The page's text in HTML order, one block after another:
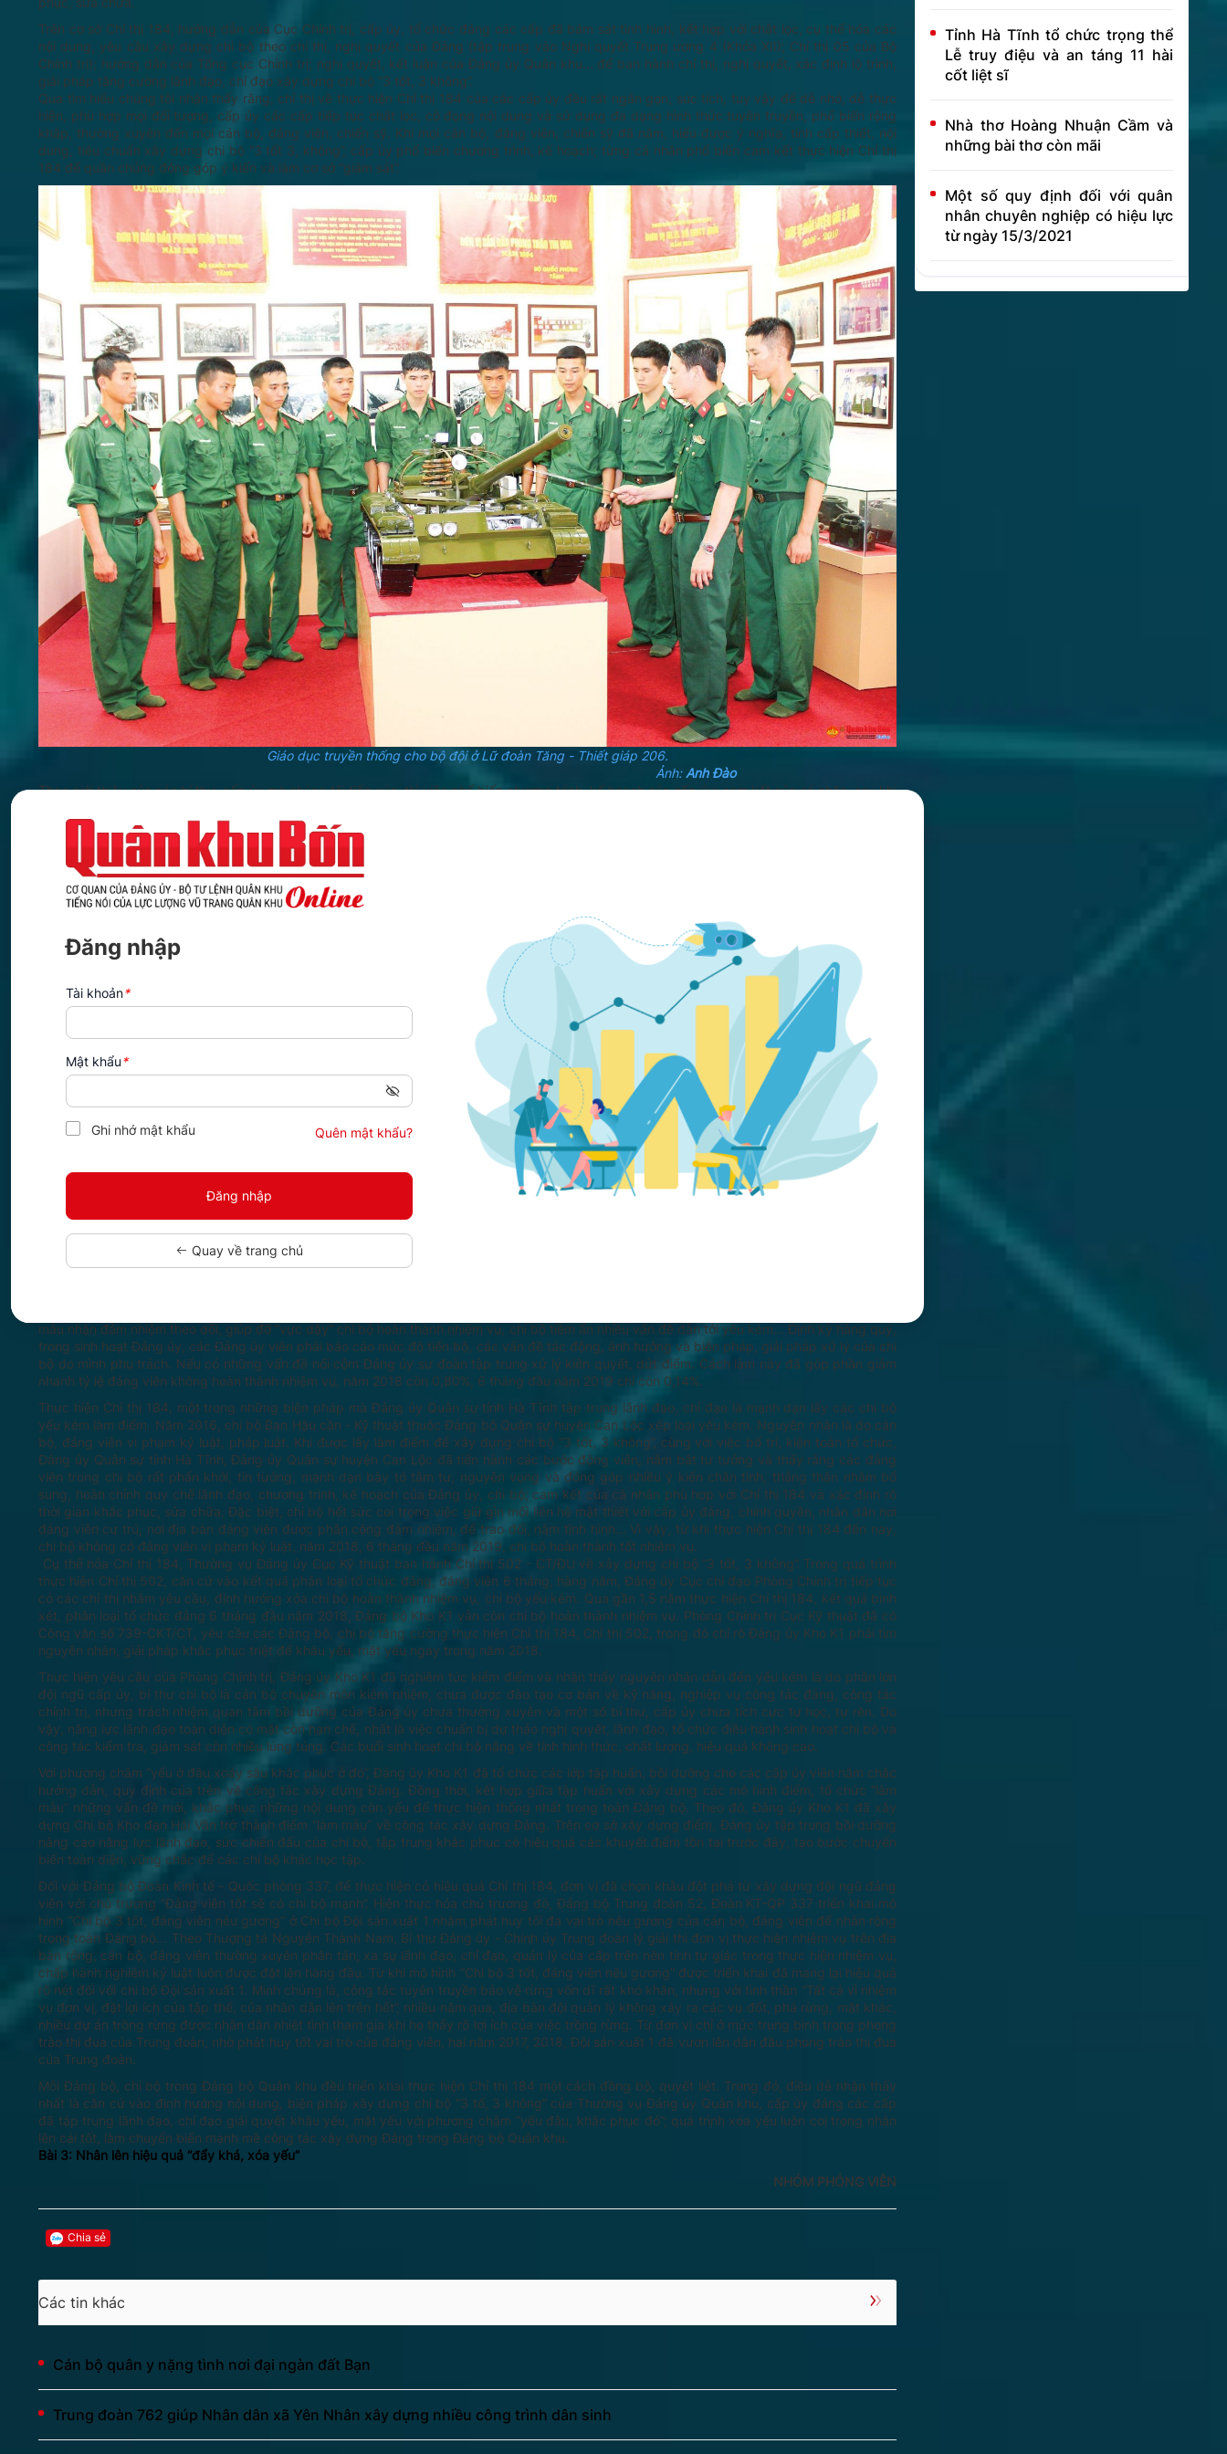
Đăng nhập
Tài khoản*
Mật khẩu*
Ghi nhớ mật khẩu Quên mật khẩu?
Quay về trang chủ
Trên cơ sở Chỉ thị 184, hướng dẫn của Cục Chính trị, cấp ủy, tổ chức đảng các cấp đã bám sát tình hình, kết hợp với chắt lọc, cụ thể hóa các
nội dung, yêu cầu xây dựng chi bộ theo chỉ thị, nghị quyết của Đảng (tập trung vào Nghị quyết Trung ương 4 (Khóa XII); Chỉ thị 05 của Bộ
Chính trị); hướng dẫn của Tổng cục Chính trị; nghị quyết, kết luận của Đảng ủy Quân khu... để ban hành chỉ thị, nghị quyết, xác định lộ trình,
giải pháp tăng cường lãnh đạo, chỉ đạo xây dựng chi bộ “3 tốt, 3 không”.
Qua tìm hiểu chúng tôi nhận thấy rằng, chỉ thị về thực hiện Chỉ thị 184 của các cấp ủy đều rất ngắn gọn, súc tích, tuy vậy để dễ nhớ, dễ thực
hiện, phù hợp mọi đối tượng, cấp ủy các cấp tiếp tục chắt lọc, cô đọng nội dung và sử dụng đa dạng hình thức tuyên truyền, phổ biến rộng
khắp, thường xuyên đến mọi cán bộ, đảng viên, chiến sỹ. Khi mọi cán bộ, đảng viên, chiến sỹ đã nắm, hiểu được ý nghĩa, tính cấp thiết, nội
dung, tiêu chuẩn xây dựng chi bộ “3 tốt 3, không”, cấp ủy phổ biến chương trình, kế hoạch; từng cá nhân phổ biến cam kết thực hiện Chỉ thị
184 để quần chúng đóng góp ý kiến và làm cơ sở “giám sát”.
Giáo dục truyền thống cho bộ đội ở Lữ đoàn Tăng - Thiết giáp 206.
Ảnh: Anh Đào
Theo giới thiệu của các bí thư, cấp ủy mà chúng tôi tiếp xúc, thì việc phổ biến chương trình, kế hoạch của cấp ủy; cam kết của cá nhân, sau khi
Thực tế, sau khi có ý kiến đóng góp của quần chúng, phần lớn chương trình, cam kết đều có sự bổ sung, điều chỉnh, nhất là các biểu hiện tiềm
ẩn dẫn tới yếu kém được phát hiện, xác minh ở một số chi bộ, đảng viên. Mặt khác, cách làm này, thể hiện sự tôn trọng, huy động sự vào cuộc
với tinh thần trách nhiệm cao của quần chúng, yếu tố cực kỳ quan trọng trong công tác xây dựng Đảng, vì có thêm nhiều “tai, mắt, lời nói” của
quần chúng thì mọi cái xấu sẽ được công khai và như vậy bệnh thành tích, bao che, dấu giếm khuyết điểm... sẽ không còn đất sống. Đến các
cơ quan, đơn vị, chúng tôi thấy trong cuốn sổ ghi chép của nhiều chiến sỹ, nội dung đóng góp ý kiến, đề xuất về thực hiện Chỉ thị 184 với cấp
ủy, chi bộ, đảng viên được thể hiện thường xuyên, đều đặn hàng tháng. Với cách làm này, có nhiều đơn vị như Sư đoàn 324, Sư đoàn 968, các
lữ đoàn binh chủng... đã nhận được hàng trăm lượt ý kiến của quần chúng trong quá trình thực hiện Chỉ thị 184. Đại tá Phạm Văn Đông, Bí thư
Đảng ủy - Chính ủy Sư đoàn 968 đúc rút kinh nghiệm: “Để mọi cán bộ, đảng viên, chiến sỹ nắm chắc, hiểu sâu Chỉ thị 184, công tác tuyên
truyền, giáo dục phải được tiến hành thường xuyên, liên tục, nội dung phải hết sức cô đọng, định hướng phải rõ ràng, tập trung dự báo, cách
xử lý cái mới nảy sinh... tác động, ảnh hưởng đến công tác xây dựng chi bộ, qua đó chuyển thành ý thức tự giác, tích cực phát hiện, đóng góp
ý kiến với cấp ủy, chi bộ của mọi quần chúng”.
Trong quá trình triển khai thực hiện Chỉ thị 184, Thường vụ Đảng ủy, Bộ Tư lệnh Quân khu, cấp ủy, chỉ huy các cấp luôn có nhiều chủ trương,
giải pháp lãnh đạo, chỉ đạo một cách thường xuyên, quyết liệt việc thực hiện Nghị quyết 232-NQ/ĐU, ngày 27/5/2013 của Thường vụ Đảng ủy
Quân khu 4 về “Tăng cường lãnh đạo công tác tư tưởng chính trị, củng cố xây dựng đạo đức, lối sống trong lực lượng vũ trang Quân khu”; các
nghị quyết chuyên đề của Đảng ủy Quân khu về tăng cường quản lý, rèn luyện kỷ luật… Đặc biệt, trước tình hình vi phạm pháp luật, kỷ luật
trong LLVT Quân khu diễn biến phức tạp, Bộ Tư lệnh Quân khu tổ chức hội nghị rút kinh nghiệm về chấp hành pháp luật, kỷ luật và an toàn
Quân đội năm 2018. Hội nghị đã chỉ rõ những khuyết điểm, yếu kém và xác định giải pháp, mục tiêu giảm dần đi đến chấm dứt các vụ việc
nghiêm trọng; các vụ việc thông thường dưới 0,2 %. Với sự vào cuộc quyết liệt, rốt ráo của cấp ủy đảng các cấp, nhận thức sâu sắc, đồng lòng
của mọi cán bộ, đảng viên, chiến sỹ, việc thực hiện Chỉ thị 184 đã thực sự tạo nên phong trào thi đua xây dựng Đảng rộng khắp, thường trực
Thực trạng trước lúc Chỉ thị 184 được ban hành, tỷ lệ đảng viên không hoàn thành nhiệm vụ ở Sư đoàn 324 chiếm tới 1,07%. Đây là tỷ lệ đáng
báo động, tác động, ảnh hưởng rất lớn đến việc nâng cao năng lực, sức chiến đấu của chi bộ. Khi Chỉ thị 184 được ban hành, Đảng ủy Sư đoàn
đã kiểm điểm, đối chiếu và nhận thấy, có lúc, có nơi cấp ủy cấp trên còn buông lỏng, thiếu sâu sát với hoạt động của chi bộ. Biểu hiện cụ thể là
thiếu kiểm tra, thẩm định dự thảo nghị quyết chi bộ hàng tháng nên vẫn còn hiện tượng sao chép, chủ trương, biện pháp chung chung, dàn
mẫu nhận đảm nhiệm theo dõi, giúp đỡ “vực dậy” chi bộ hoàn thành nhiệm vụ, chi bộ tiềm ẩn nhiều vấn đề dẫn tới yếu kém... Định kỳ hàng quý,
trong sinh hoạt Đảng ủy, các Đảng ủy viên phải báo cáo mức độ tiến bộ, các vấn đề tác động, ảnh hưởng và biện pháp, giải pháp xử lý của chi
bộ do mình phụ trách. Nếu có những vấn đề nổi cộm Đảng ủy sư đoàn tập trung xử lý kiên quyết, dứt điểm. Cách làm này đã góp phần giảm
nhanh tỷ lệ đảng viên không hoàn thành nhiệm vụ, năm 2018 còn 0,80%, 6 tháng đầu năm 2019 chỉ còn 0,14%.
Thực hiện Chỉ thị 184, một trong những biện pháp mà Đảng ủy Quân sự tỉnh Hà Tĩnh tập trung lãnh đạo, chỉ đạo là mạnh dạn lấy các chi bộ
yếu kém làm điểm. Năm 2016, chi bộ Ban Hậu cần - Kỹ thuật thuộc Đảng bộ Quân sự huyện Can Lộc xếp loại yếu kém. Nguyên nhân là do cán
bộ, đảng viên vi phạm kỷ luật, pháp luật. Khi được lấy làm điểm để xây dựng chi bộ “3 tốt, 3 không”, cùng với việc bố trí, kiện toàn tổ chức,
Đảng ủy Quân sự tỉnh Hà Tĩnh, Đảng ủy Quân sự huyện Can Lộc đã tiến hành các bước động viên, nắm bắt tư tưởng và thấy rằng các đảng
viên trong chi bộ rất phấn khởi, tin tưởng, mạnh dạn bày tỏ tâm tư, nguyện vọng và đóng góp nhiều ý kiến chân tình, thẳng thắn nhằm bổ
sung, hoàn chỉnh quy chế lãnh đạo, chương trình, kế hoạch của Đảng ủy, chi bộ; cam kết của cá nhân phù hợp với Chỉ thị 184 và xác định rõ
thời gian khắc phục, sửa chữa. Đặc biệt, chi bộ hết sức coi trọng việc giữ gìn mối liên hệ mật thiết với cấp ủy đảng, chính quyền, nhân dân nơi
đảng viên cư trú, nơi địa bàn đảng viên được phân công đảm nhiệm, để trao đổi, nắm tình hình... Vì vậy, từ khi thực hiện Chỉ thị 184 đến nay,
chi bộ không có đảng viên vi phạm kỷ luật, năm 2018, 6 tháng đầu năm 2019, chi bộ hoàn thành tốt nhiệm vụ.
Cụ thể hóa Chỉ thị 184, Thường vụ Đảng ủy Cục Kỹ thuật ban hành Chỉ thị 502 - CT/ĐU về xây dựng chi bộ “3 tốt, 3 không”. Trong quá trình
thực hiện Chỉ thị 502, căn cứ vào kết quả phân loại tổ chức đảng, đảng viên 6 tháng, hàng năm, Đảng ủy Cục chỉ đạo Phòng Chính trị tiếp tục
có các chỉ thị nhằm yêu cầu, định hướng xóa chi bộ hoàn thành nhiệm vụ, chi bộ yếu kém. Qua gần 1,5 năm thực hiện Chỉ thị 184, kết quả bình
xét, phân loại tổ chức đảng 6 tháng đầu năm 2018, Đảng bộ Kho K1 vẫn còn chi bộ hoàn thành nhiệm vụ. Phòng Chính trị Cục Kỹ thuật đã có
Công văn số 739-CKT/CT, yêu cầu các Đảng bộ, chi bộ tăng cường thực hiện Chỉ thị 184, Chỉ thị 502, trong đó chỉ rõ Đảng ủy Kho K1 phải tìm
nguyên nhân, giải pháp khắc phục triệt để khâu yếu, mặt yếu ngay trong năm 2018.
Thực hiện yêu cầu của Phòng Chính trị, Đảng ủy Kho K1 đã nghiêm túc kiểm điểm và nhận thấy nguyên nhân dẫn đến yếu kém là do phần lớn
đội ngũ cấp ủy, bí thư chi bộ là cán bộ chuyên môn kiêm nhiệm, chưa được đào tạo cơ bản về kỹ năng, nghiệp vụ công tác đảng, công tác
chính trị, nhưng trách nhiệm quan tâm bồi dưỡng của Đảng ủy chưa thường xuyên và một số bí thư, cấp ủy chưa tích cực tự học, tự rèn. Do
vậy, năng lực lãnh đạo toàn diện có mặt còn hạn chế, nhất là việc chuẩn bị dự thảo nghị quyết, lãnh đạo, tổ chức điều hành sinh hoạt chi bộ và
công tác kiểm tra, giám sát còn nhiều lúng túng. Các buổi sinh hoạt chi bộ nặng về tính hình thức, chất lượng, hiệu quả không cao.
Với phương châm “yếu ở đâu xoáy sâu khắc phục ở đó”, Đảng ủy Kho K1 đã tổ chức các lớp tập huấn, bồi dưỡng cho các cấp ủy viên nắm chắc
hướng dẫn, quy định của trên về công tác xây dựng Đảng. Đồng thời, kết hợp giữa tập huấn với xây dựng các mô hình điểm, tổ chức “làm
mẫu” những vấn đề mới, khắc phục những nội dung còn yếu để thực hiện thống nhất trong toàn Đảng bộ. Theo đó, Đảng ủy Kho K1 đã xây
dựng Chi bộ Kho đạn Hải Vân trở thành điểm “làm mẫu” về công tác xây dựng Đảng. Trên cơ sở xây dựng điểm, Đảng ủy tập trung bồi dưỡng
nâng cao năng lực lãnh đạo, sức chiến đấu của chi bộ, tập trung khắc phục có hiệu quả các khuyết điểm tồn tại trước đây, tạo bước chuyển
biến toàn diện, vững chắc để các chi bộ khác học tập.
Đối với Đảng bộ Đoàn Kinh tế - Quốc phòng 337, để thực hiện có hiệu quả Chỉ thị 184, đơn vị đã chọn khâu đột phá từ xây dựng đội ngũ đảng
viên với chủ trương “Đảng viên tốt sẽ có chi bộ mạnh”. Hiện thực hóa chủ trương đó, Đảng bộ Trung đoàn 52, Đoàn KT-QP 337 triển khai mô
hình “Chi bộ 3 tốt, đảng viên nêu gương” ở Chi bộ Đội sản xuất 1 nhằm phát huy tối đa vai trò nêu gương của cán bộ, đảng viên để nhân rộng
trong toàn Đảng bộ... Theo Thượng tá Nguyễn Thành Nam, Bí thư Đảng ủy - Chính ủy Trung đoàn lý giải thì đơn vị thực hiện nhiệm vụ trên địa
bàn rộng, cán bộ, đảng viên thường xuyên phân tán, xa sự lãnh đạo, chỉ đạo, quản lý của cấp trên nên tính tự giác trong thực hiện nhiệm vụ,
chấp hành nghiêm kỷ luật luôn được đặt lên hàng đầu. Từ khi mô hình “Chi bộ 3 tốt, đảng viên nêu gương” được triển khai đã mang lại hiệu quả
rõ nét đối với chi bộ Đội sản xuất 1. Minh chứng là, công tác tuyên truyền bảo vệ rừng vốn dĩ rất khó khăn, nhưng với tinh thần “Tất cả vì nhiệm
vụ đơn vị, đặt lợi ích của tập thể, của nhân dân lên trên hết”, nhiều năm qua, địa bàn đội quản lý không xảy ra các vụ đốt, phá rừng, mặt khác,
nhiều dự án trồng rừng được nhân dân nhiệt tình tham gia khi họ thấy rõ lợi ích của việc trồng rừng. Từ đơn vị chỉ ở mức trung bình trong phong
trào thi đua của Trung đoàn, nhờ phát huy tốt vai trò của đảng viên, hai năm 2017, 2018, Đội sản xuất 1 đã vươn lên dẫn đầu phong trào thi đua
của Trung đoàn.
Mỗi Đảng bộ, chi bộ trong Đảng bộ Quân khu đều triển khai thực hiện Chỉ thị 184 một cách đồng bộ, quyết liệt. Trong đó, điều dễ nhận thấy
nhất là căn cứ vào định hướng nội dung, biện pháp xây dựng chi bộ “3 tố, 3 không” của Thường vụ Đảng ủy Quân khu, cấp ủy đảng các cấp
đã tập trung lãnh đạo, chỉ đạo giải quyết khâu yếu, mặt yếu với phương châm “yếu đâu, khắc phục đó”; quá trình xóa yếu luôn coi trọng nhân
lên cái tốt, làm chuyển biến mạnh mẽ công tác xây dựng Đảng trong Đảng bộ Quân khu.
Bài 3: Nhân lên hiệu quả “đẩy khá, xóa yếu”
NHÓM PHÓNG VIÊN
Chia sẻ
Các tin khác
Cán bộ quân y nặng tình nơi đại ngàn đất Bạn
Trung đoàn 762 giúp Nhân dân xã Yên Nhân xây dựng nhiều công trình dân sinh
Tỉnh Hà Tĩnh tổ chức trọng thể
Lễ truy điệu và an táng 11 hài
cốt liệt sĩ
Nhà thơ Hoàng Nhuận Cầm và
những bài thơ còn mãi
Một số quy định đối với quân
nhân chuyên nghiệp có hiệu lực
từ ngày 15/3/2021